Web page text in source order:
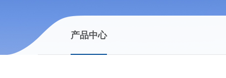
产品中心